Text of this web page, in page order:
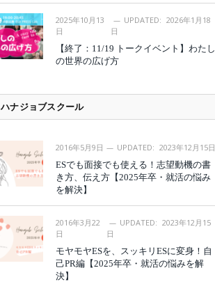
2025年10月13
日
UPDATED: 2026年1月18
日
【終了：11/19 トークイベント】わたし
の世界の広げ方
ハナジョブスクール
2016年5月9日 UPDATED: 2023年12月15日
ESでも面接でも使える！志望動機の書
き方、伝え方【2025年卒・就活の悩み
を解決】
2016年3月22
日
UPDATED: 2023年12月15
日
モヤモヤESを、スッキリESに変身！自
己PR編【2025年卒・就活の悩みを解
決】